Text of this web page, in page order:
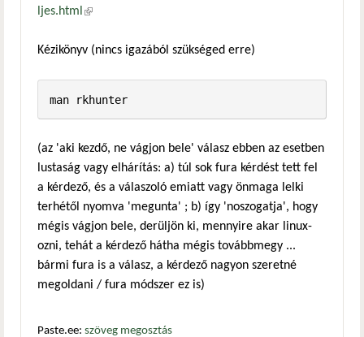
ljes.html (külső hivatkozás)
Kézikönyv (nincs igazából szükséged erre)
man rkhunter
(az 'aki kezdő, ne vágjon bele' válasz ebben az esetben
lustaság vagy elhárítás: a) túl sok fura kérdést tett fel
a kérdező, és a válaszoló emiatt vagy önmaga lelki
terhétől nyomva 'megunta' ; b) így 'noszogatja', hogy
mégis vágjon bele, derüljön ki, mennyire akar linux-
ozni, tehát a kérdező hátha mégis továbbmegy ...
bármi fura is a válasz, a kérdező nagyon szeretné
megoldani / fura módszer ez is)
Paste.ee: szöveg megosztás